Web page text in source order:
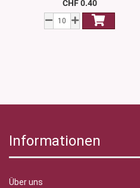
CHF 0.40
Informationen
Über uns